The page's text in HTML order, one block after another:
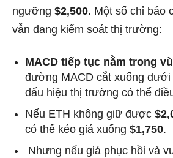
ngưỡng $2,500. Một số chỉ báo
vẫn đang kiểm soát thị trường:
MACD tiếp tục nằm trong
đường MACD cắt xuống
dấu hiệu thị trường có thể
Nếu ETH không giữ được
có thể kéo giá xuống $1,750.
Nhưng nếu giá phục hồi và